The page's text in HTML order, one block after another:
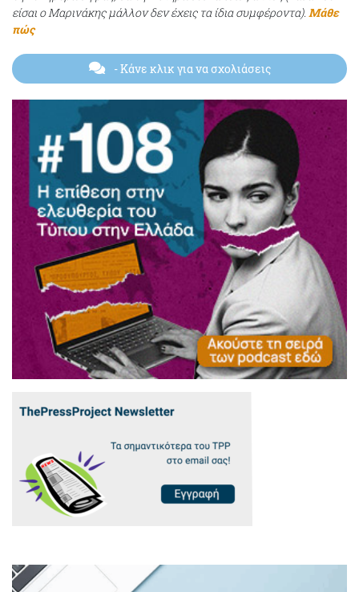
είσαι ο Μαρινάκης μάλλον δεν έχεις τα ίδια συμφέροντα). Μάθε
πώς
- Κάνε κλικ για να σχολιάσεις